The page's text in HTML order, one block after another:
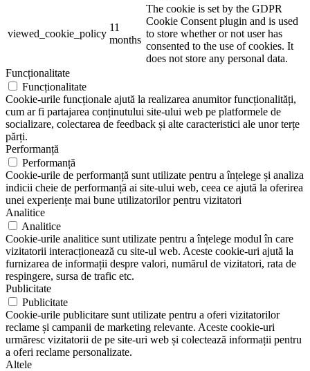
viewed_cookie_policy
11
months
The cookie is set by the GDPR
Cookie Consent plugin and is used
to store whether or not user has
consented to the use of cookies. It
does not store any personal data.
Funcționalitate
Funcționalitate
Cookie-urile funcționale ajută la realizarea anumitor funcționalități,
cum ar fi partajarea conținutului site-ului web pe platformele de
socializare, colectarea de feedback și alte caracteristici ale unor terțe
părți.
Performanță
Performanță
Cookie-urile de performanță sunt utilizate pentru a înțelege și analiza
indicii cheie de performanță ai site-ului web, ceea ce ajută la oferirea
unei experiențe mai bune utilizatorilor pentru vizitatori
Analitice
Analitice
Cookie-urile analitice sunt utilizate pentru a înțelege modul în care
vizitatorii interacționează cu site-ul web. Aceste cookie-uri ajută la
furnizarea de informații despre valori, numărul de vizitatori, rata de
respingere, sursa de trafic etc.
Publicitate
Publicitate
Cookie-urile publicitare sunt utilizate pentru a oferi vizitatorilor
reclame și campanii de marketing relevante. Aceste cookie-uri
urmăresc vizitatorii de pe site-uri web și colectează informații pentru
a oferi reclame personalizate.
Altele